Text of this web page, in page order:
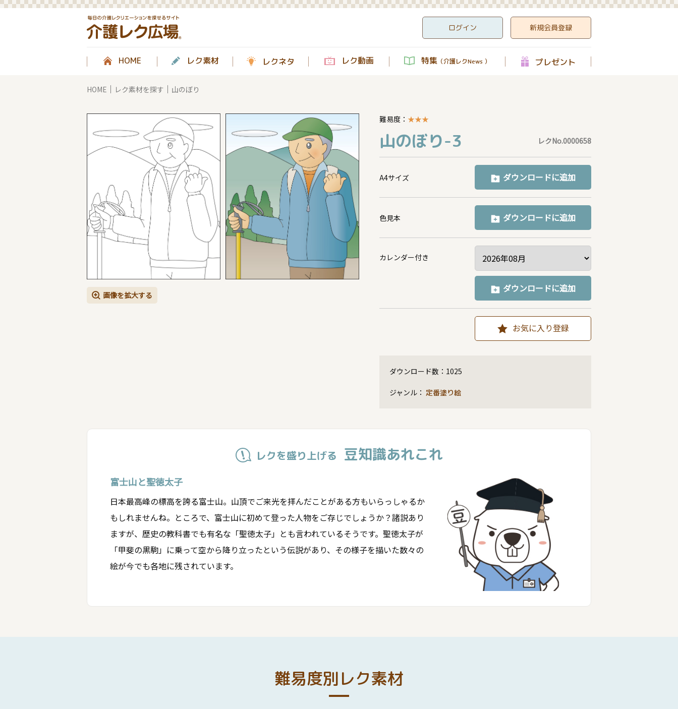
ログイン 新規会員登録
HOME レク素材 レクネタ レク動画 特集 （介護レクNews ） プレゼント
HOME レク素材を探す 山のぼり
画像を拡大する
難易度： ★★★
山のぼり-3 レクNo.0000658
A4サイズ ダウンロードに追加
色見本 ダウンロードに追加
カレンダー付き
ダウンロードに追加
お気に入り登録
ダウンロード数： 1025
ジャンル： 定番塗り絵
レクを盛り上げる 豆知識あれこれ
富士山と聖徳太子
日本最高峰の標高を誇る富士山。山頂でご来光を拝んだことがある方もいらっしゃるか
もしれませんね。ところで、富士山に初めて登った人物をご存じでしょうか？諸説あり
ますが、歴史の教科書でも有名な「聖徳太子」とも言われているそうです。聖徳太子が
「甲斐の黒駒」に乗って空から降り立ったという伝説があり、その様子を描いた数々の
絵が今でも各地に残されています。
難易度別レク素材